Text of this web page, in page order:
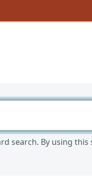
search. By using